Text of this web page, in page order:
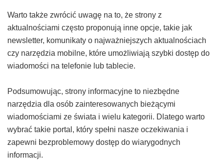
Warto także zwrócić uwagę na to, że strony z
aktualnościami często proponują inne opcje, takie jak
newsletter, komunikaty o najważniejszych aktualnościach
czy narzędzia mobilne, które umożliwiają szybki dostęp do
wiadomości na telefonie lub tablecie.
Podsumowując, strony informacyjne to niezbędne
narzędzia dla osób zainteresowanych bieżącymi
wiadomościami ze świata i wielu kategorii. Dlatego warto
wybrać takie portal, który spełni nasze oczekiwania i
zapewni bezproblemowy dostęp do wiarygodnych
informacji.